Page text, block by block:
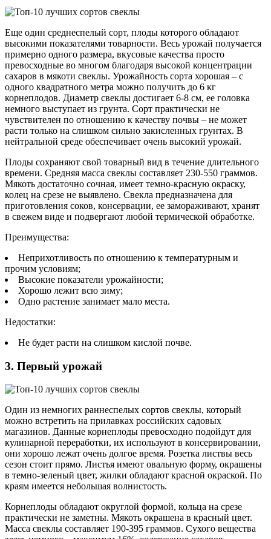
Еще один среднеспелый сорт, плоды которого обладают
высокими показателями товарности. Весь урожай получается
примерно одного размера, вкусовые качества просто
превосходные во многом благодаря высокой концентрации
сахаров в мякоти свеклы. Урожайность сорта хорошая – с
одного квадратного метра можно получить до 6 кг
корнеплодов. Диаметр свеклы достигает 6-8 см, ее головка
немного выступает из грунта. Сорт практически не
чувствителен по отношению к качеству почвы – не может
расти только на слишком сильно закисленных грунтах. В
нейтральной среде обеспечивает очень высокий урожай.
Плоды сохраняют свой товарный вид в течение длительного
времени. Средняя масса свеклы составляет 230-550 граммов.
Мякоть достаточно сочная, имеет темно-красную окраску,
колец на срезе не выявлено. Свекла предназначена для
приготовления соков, консервации, ее замораживают, хранят
в свежем виде и подвергают любой термической обработке.
Преимущества:
Неприхотливость по отношению к температурным и
прочим условиям;
Высокие показатели урожайности;
Хорошо лежит всю зиму;
Одно растение занимает мало места.
Недостатки:
Не будет расти на слишком кислой почве.
3. Первый урожай
Один из немногих раннеспелых сортов свеклы, который
можно встретить на прилавках российских садовых
магазинов. Данные корнеплоды превосходно подойдут для
кулинарной переработки, их используют в консервировании,
они хорошо лежат очень долгое время. Розетка листвы весь
сезон стоит прямо. Листья имеют овальную форму, окрашены
в темно-зеленый цвет, жилки обладают красной окраской. По
краям имеется небольшая волнистость.
Корнеплоды обладают округлой формой, кольца на срезе
практически не заметны. Мякоть окрашена в красный цвет.
Масса свеклы составляет 190-395 граммов. Сухого вещества